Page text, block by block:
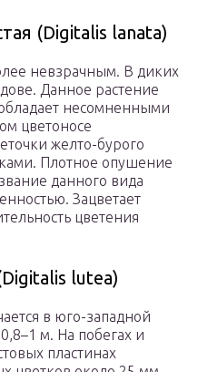
(Digitalis lanata)
невзрачным. В диких
Данное растение
несомненными
цветоносе
желто-бурого
Плотное опушение
данного вида
Зацветает
цветения
lutea)
в юго-западной
м. На побегах и
пластинах